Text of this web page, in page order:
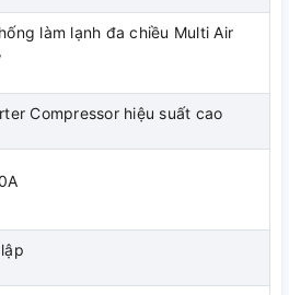
12 năm*
với thời gian bảo hành 12 năm
thông thường.
làm lạnh đa chiều Multi Air
Compressor hiệu suất cao